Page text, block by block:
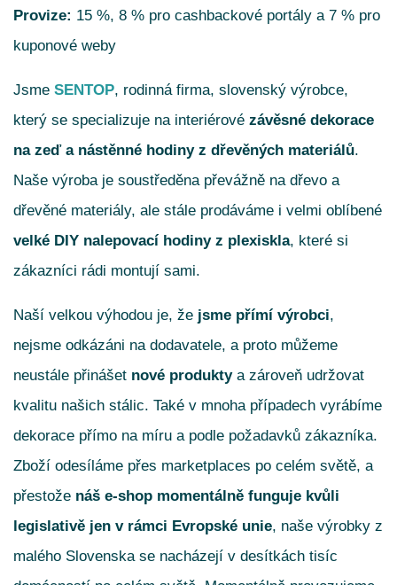
Provize: 15 %, 8 % pro cashbackové portály a 7 % pro
kuponové weby
Jsme SENTOP, rodinná firma, slovenský výrobce,
který se specializuje na interiérové závěsné dekorace
na zeď a nástěnné hodiny z dřevěných materiálů.
Naše výroba je soustředěna převážně na dřevo a
dřevěné materiály, ale stále prodáváme i velmi oblíbené
velké DIY nalepovací hodiny z plexiskla, které si
zákazníci rádi montují sami.
Naší velkou výhodou je, že jsme přímí výrobci,
nejsme odkázáni na dodavatele, a proto můžeme
neustále přinášet nové produktya zároveň udržovat
kvalitu našich stálic. Také v mnoha případech vyrábíme
dekorace přímo na míru a podle požadavků zákazníka.
Zboží odesíláme přes marketplaces po celém světě, a
přestože náš e-shop momentálně funguje kvůli
legislativě jen v rámci Evropské unie, naše výrobky z
malého Slovenska se nacházejí v desítkách tisíc